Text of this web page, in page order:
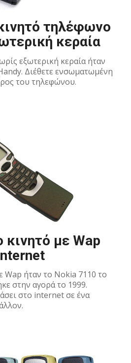
τηλέφωνο
κεραία
εξωτερική κεραία ήταν
Διέθετε ενσωματωμένη
του τηλεφώνου.
με Wap
Wap ήταν το Nokia 7110 το
στην αγορά το 1999.
στο internet σε ένα